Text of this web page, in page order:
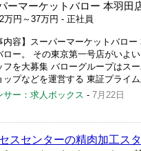
ーマーケットバロー 本羽田
万円～37万円 - 正社員
内容】スーパーマーケットバロ
ロー。 その東京第一号店がいよ
フを大募集 バローグループはス
ップなどを運営する 東証プライ
サー：求人ボックス - 7月22日
スセンターの精肉加工ス